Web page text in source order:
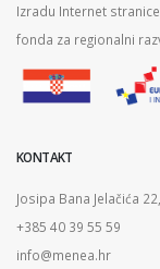
Izradu Internet
fonda za regionalni
KONTAKT
Josipa Bana Jelačića
+385 40 39 55 59
info@menea.hr